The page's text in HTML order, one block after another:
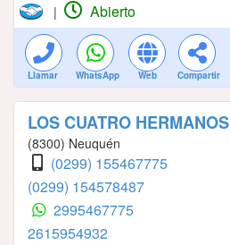
| Abierto
Llamar WhatsApp Web Compartir
LOS CUATRO HERMANOS
(8300) Neuquén
(0299) 155467775
(0299) 154578487
2995467775
2615954932